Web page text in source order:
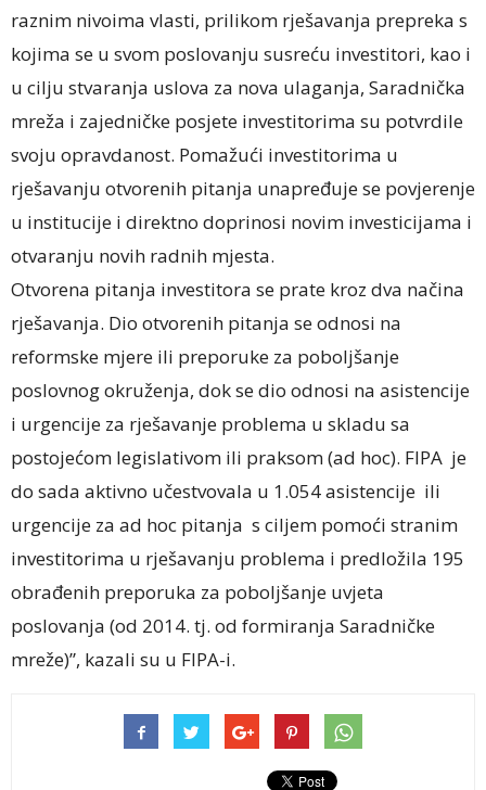
raznim nivoima vlasti, prilikom rješavanja prepreka s
kojima se u svom poslovanju susreću investitori, kao i
u cilju stvaranja uslova za nova ulaganja, Saradnička
mreža i zajedničke posjete investitorima su potvrdile
svoju opravdanost. Pomažući investitorima u
rješavanju otvorenih pitanja unapređuje se povjerenje
u institucije i direktno doprinosi novim investicijama i
otvaranju novih radnih mjesta.
Otvorena pitanja investitora se prate kroz dva načina
rješavanja. Dio otvorenih pitanja se odnosi na
reformske mjere ili preporuke za poboljšanje
poslovnog okruženja, dok se dio odnosi na asistencije
i urgencije za rješavanje problema u skladu sa
postojećom legislativom ili praksom (ad hoc). FIPA je
do sada aktivno učestvovala u 1.054 asistencije ili
urgencije za ad hoc pitanja s ciljem pomoći stranim
investitorima u rješavanju problema i predložila 195
obrađenih preporuka za poboljšanje uvjeta
poslovanja (od 2014. tj. od formiranja Saradničke
mreže)”, kazali su u FIPA-i.